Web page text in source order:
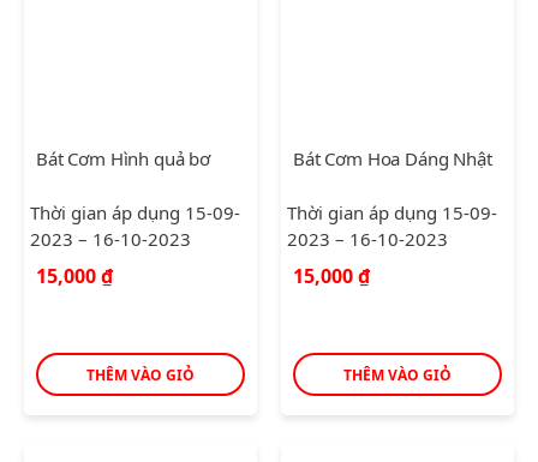
Bát Cơm Hình quả bơ
Thời gian áp dụng 15-09-
2023 – 16-10-2023
15,000₫
THÊM VÀO GIỎ
Bát Cơm Hoa Dáng Nhật
Thời gian áp dụng 15-09-
2023 – 16-10-2023
15,000₫
THÊM VÀO GIỎ